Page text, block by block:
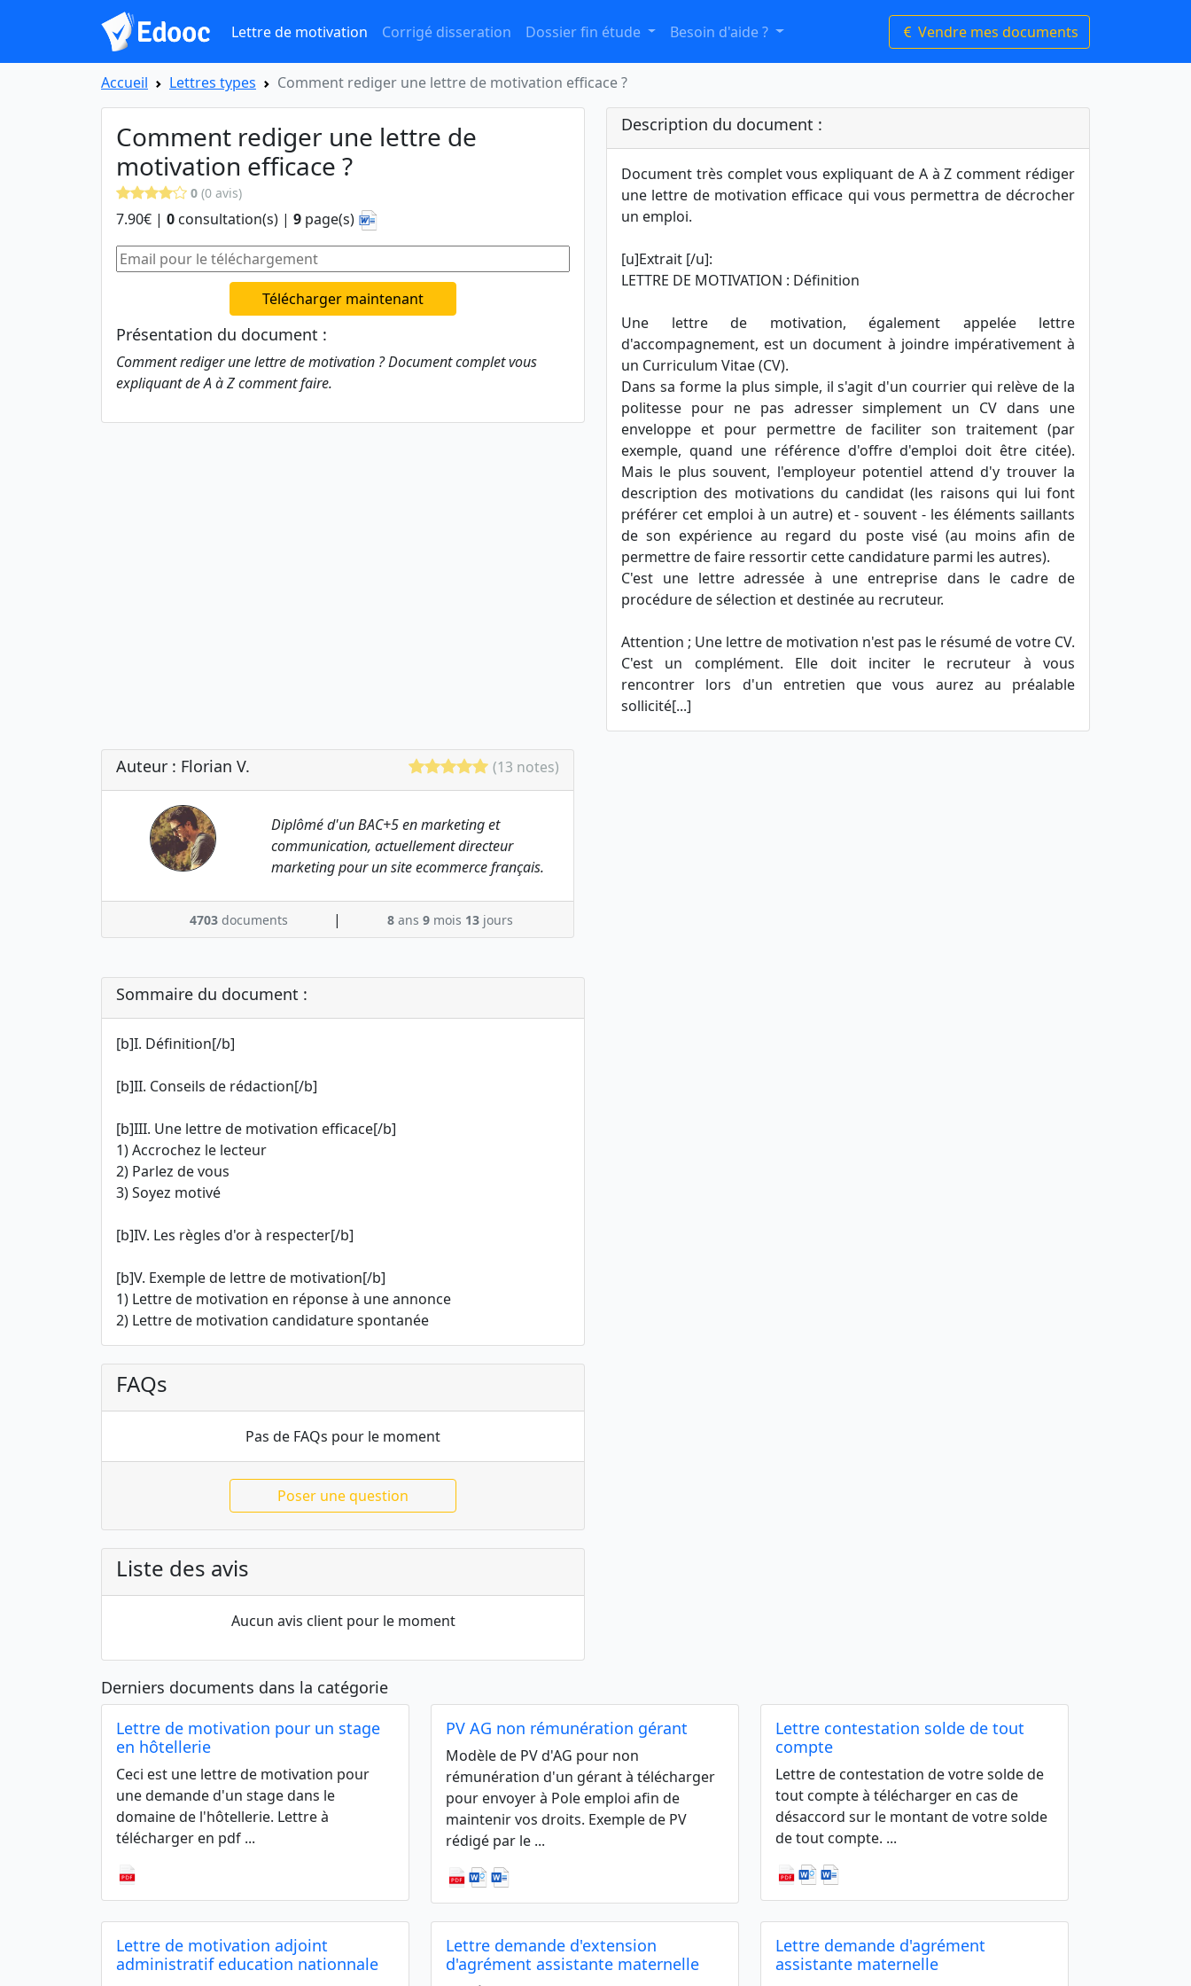
Lettre de motivation Corrigé disseration Dossier fin étude Besoin d'aide ? Vendre mes documents
Accueil Lettres types Comment rediger une lettre de motivation efficace ?
Comment rediger une lettre de
motivation efficace ?
0 (0 avis)
7.90€ | 0 consultation(s) | 9 page(s)
Télécharger maintenant
Présentation du document :
Comment rediger une lettre de motivation ? Document complet vous
expliquant de A à Z comment faire.
Description du document :
Document très complet vous expliquant de A à Z comment rédiger
une lettre de motivation efficace qui vous permettra de décrocher
un emploi.
[u]Extrait [/u]:
LETTRE DE MOTIVATION : Définition
Une lettre de motivation, également appelée lettre
d'accompagnement, est un document à joindre impérativement à
un Curriculum Vitae (CV).
Dans sa forme la plus simple, il s'agit d'un courrier qui relève de la
politesse pour ne pas adresser simplement un CV dans une
enveloppe et pour permettre de faciliter son traitement (par
exemple, quand une référence d'offre d'emploi doit être citée).
Mais le plus souvent, l'employeur potentiel attend d'y trouver la
description des motivations du candidat (les raisons qui lui font
préférer cet emploi à un autre) et - souvent - les éléments saillants
de son expérience au regard du poste visé (au moins afin de
permettre de faire ressortir cette candidature parmi les autres).
C'est une lettre adressée à une entreprise dans le cadre de
procédure de sélection et destinée au recruteur.
Attention ; Une lettre de motivation n'est pas le résumé de votre CV.
C'est un complément. Elle doit inciter le recruteur à vous
rencontrer lors d'un entretien que vous aurez au préalable
sollicité[...]
Auteur : Florian V. (13 notes)
Diplômé d'un BAC+5 en marketing et
communication, actuellement directeur
marketing pour un site ecommerce français.
4703 documents | 8ans 9mois 13jours
Sommaire du document :
[b]I. Définition[/b]
[b]II. Conseils de rédaction[/b]
[b]III. Une lettre de motivation efficace[/b]
1) Accrochez le lecteur
2) Parlez de vous
3) Soyez motivé
[b]IV. Les règles d'or à respecter[/b]
[b]V. Exemple de lettre de motivation[/b]
1) Lettre de motivation en réponse à une annonce
2) Lettre de motivation candidature spontanée
FAQs
Pas de FAQs pour le moment
Poser une question
Liste des avis
Aucun avis client pour le moment
Derniers documents dans la catégorie
Lettre de motivation pour un stage
en hôtellerie
Ceci est une lettre de motivation pour
une demande d'un stage dans le
domaine de l'hôtellerie. Lettre à
télécharger en pdf ...
PV AG non rémunération gérant
Modèle de PV d'AG pour non
rémunération d'un gérant à télécharger
pour envoyer à Pole emploi afin de
maintenir vos droits. Exemple de PV
rédigé par le ...
Lettre contestation solde de tout
compte
Lettre de contestation de votre solde de
tout compte à télécharger en cas de
désaccord sur le montant de votre solde
de tout compte. ...
Lettre de motivation adjoint
administratif education nationnale
Lettre demande d'extension
d'agrément assistante maternelle
Lettre demande d'agrément
assistante maternelle